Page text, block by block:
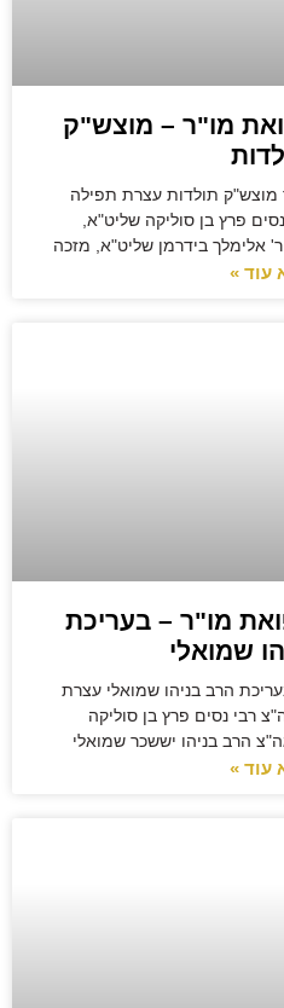
מו"ר – מוצש"ק
תולדות עצרת תפילה
פרץ בן סוליקה שליט"א,
בידרמן שליט"א, מזכה
עוד »
מו"ר – בעריכת
שמואלי
הרב בניהו שמואלי עצרת
רבי נסים פרץ בן סוליקה
הרב בניהו יששכר שמואלי
עוד »